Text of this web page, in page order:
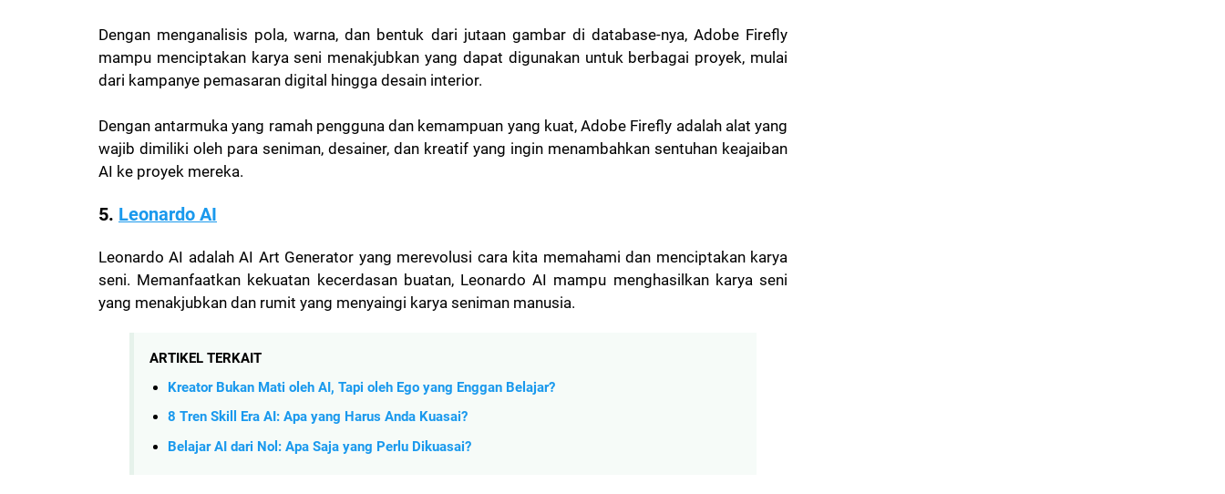
Dengan menganalisis pola, warna, dan bentuk dari jutaan gambar di database-nya, Adobe Firefly
mampu menciptakan karya seni menakjubkan yang dapat digunakan untuk berbagai proyek, mulai
dari kampanye pemasaran digital hingga desain interior.
Dengan antarmuka yang ramah pengguna dan kemampuan yang kuat, Adobe Firefly adalah alat yang
wajib dimiliki oleh para seniman, desainer, dan kreatif yang ingin menambahkan sentuhan keajaiban
AI ke proyek mereka.
5. Leonardo AI
Leonardo AI adalah AI Art Generator yang merevolusi cara kita memahami dan menciptakan karya
seni. Memanfaatkan kekuatan kecerdasan buatan, Leonardo AI mampu menghasilkan karya seni
yang menakjubkan dan rumit yang menyaingi karya seniman manusia.
ARTIKEL TERKAIT
Kreator Bukan Mati oleh AI, Tapi oleh Ego yang Enggan Belajar?
8 Tren Skill Era AI: Apa yang Harus Anda Kuasai?
Belajar AI dari Nol: Apa Saja yang Perlu Dikuasai?